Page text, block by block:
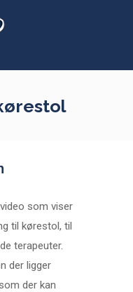
som viser
til kørestol, til
terapeuter.
der ligger
der kan